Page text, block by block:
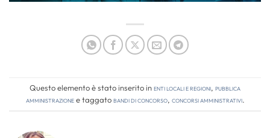
Questo elemento è stato inserito inEnti locali e regioni, Pubblica
amministrazionee taggatobandi di concorso, concorsi amministrativi.